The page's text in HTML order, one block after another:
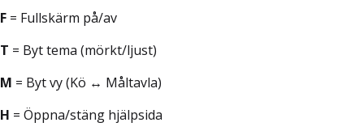
F = Fullskärm på/av
T = Byt tema (mörkt/ljust)
M = Byt vy (Kö ↔ Måltavla)
H = Öppna/stäng hjälpsida